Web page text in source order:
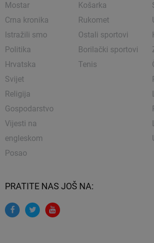
Mostar
Crna kronika
Istražili smo
Politika
Hrvatska
Svijet
Religija
Gospodarstvo
Vijesti na
engleskom
Posao
Košarka
Rukomet
Ostali sportovi
Borilački sportovi
Tenis
PRATITE NAS JOŠ NA: